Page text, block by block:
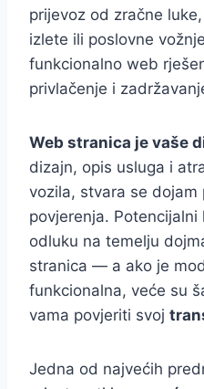
prijevoz od zračne
izlete ili poslovne
funkcionalno web
privlačenje i
Web stranica je vaše
dizajn, opis usluga i
vozila, stvara se dojam
povjerenja.
odluku na temelju
stranica — a ako je
funkcionalna, veće su
vama povjeriti svoj
Jedna od najvećih